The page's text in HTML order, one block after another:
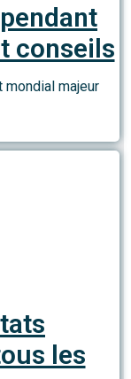
conseils
majeur
les